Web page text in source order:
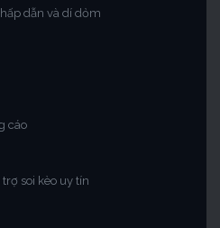
dẫn và dí dỏm
cáo
soi kèo uy tín